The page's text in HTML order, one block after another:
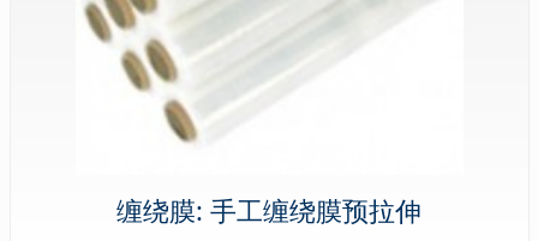
缠绕膜: 手工缠绕膜预拉伸